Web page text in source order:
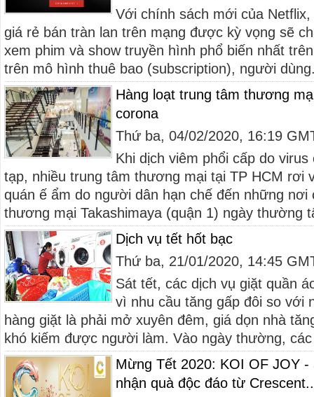
Với chính sách mới của
giá rẻ bán tràn lan trên mạng được kỳ vọng sẽ
xem phim và show truyền hình phổ biến nhất
trên mô hình thuê bao (subscription), người
Hàng loạt trung tâm thương
corona
Thứ ba, 04/02/2020, 16:19
Khi dịch viêm phổi cấp do
tạp, nhiều trung tâm thương mại tại TP HCM rơi
quán ế ẩm do người dân hạn chế đến những nơi
thương mại Takashimaya (quận 1) ngày thường
Dịch vụ tết hốt bạc
Thứ ba, 21/01/2020, 14:45
Sát tết, các dịch vụ giặt quần
vì nhu cầu tăng gấp đôi so với
hàng giặt là phải mở xuyên đêm, giá dọn nhà
khó kiếm được người làm. Vào ngày thường,
Mừng Tết 2020: KOI OF JOY -
nhận quà độc đáo từ